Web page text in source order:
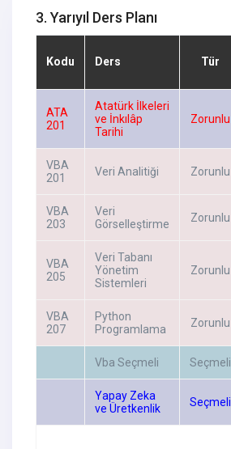
3. Yarıyıl Ders Planı
Kodu Ders Tür
ATA
201
Atatürk İlkeleri
ve İnkılâp
Tarihi
Zorunlu
VBA
201
Veri Analitiği Zorunlu
VBA
203
Veri
Görselleştirme
Zorunlu
VBA
205
Veri Tabanı
Yönetim
Sistemleri
Zorunlu
VBA
207
Python
Programlama
Zorunlu
Vba Seçmeli Seçmeli
Yapay Zeka
ve Üretkenlik
Seçmeli